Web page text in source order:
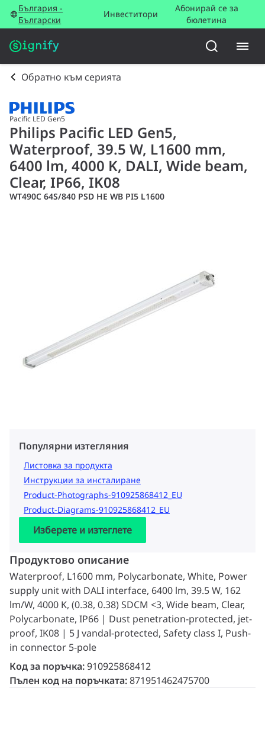
България -
Български
Инвеститори
Абонирай се за
бюлетина
Обратно към серията
Pacific LED Gen5
Philips Pacific LED Gen5,
Waterproof, 39.5 W, L1600 mm,
6400 lm, 4000 K, DALI, Wide beam,
Clear, IP66, IK08
WT490C 64S/840 PSD HE WB PI5 L1600
Популярни изтегляния
Листовка за продукта
Инструкции за инсталиране
Product-Photographs-910925868412_EU
Product-Diagrams-910925868412_EU
Изберете и изтеглете
Продуктово описание
Waterproof, L1600 mm, Polycarbonate, White, Power
supply unit with DALI interface, 6400 lm, 39.5 W, 162
lm/W, 4000 K, (0.38, 0.38) SDCM <3, Wide beam, Clear,
Polycarbonate, IP66 | Dust penetration-protected, jet-
proof, IK08 | 5 J vandal-protected, Safety class I, Push-
in connector 5-pole
Код за поръчка:910925868412
Пълен код на поръчката:871951462475700